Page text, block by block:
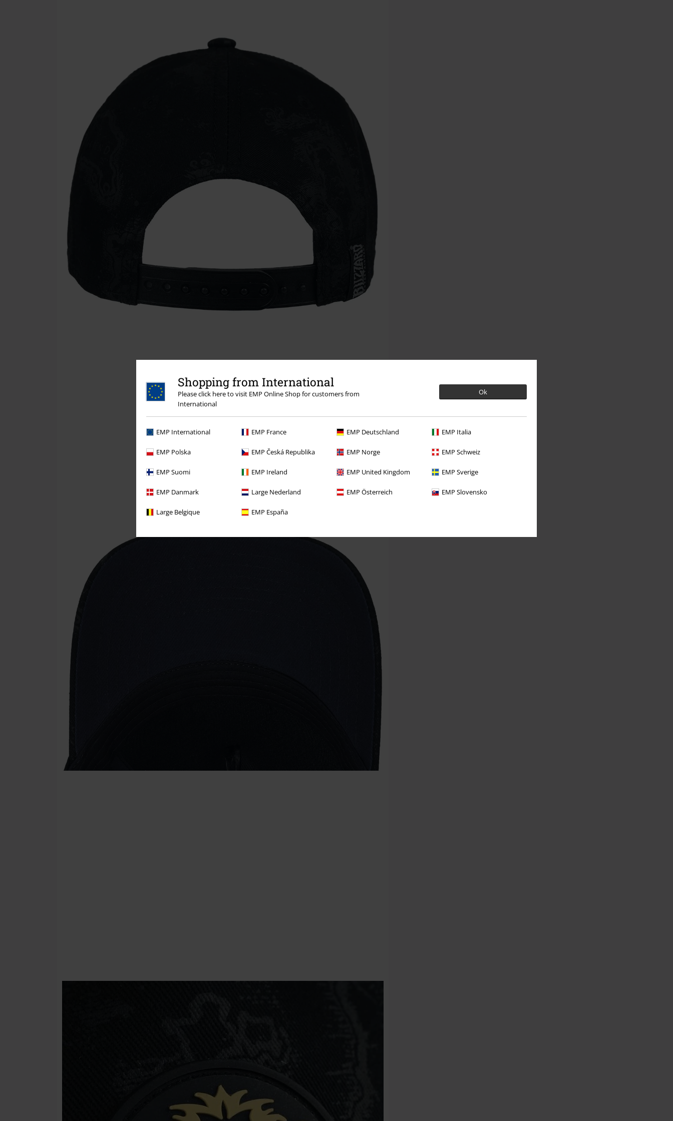
Shopping from International
Please click here to visit EMP Online Shop for customers from
International
Ok
EMP International EMP France EMP Deutschland EMP Italia
EMP Polska EMP Česká Republika EMP Norge EMP Schweiz
EMP Suomi EMP Ireland EMP United Kingdom EMP Sverige
EMP Danmark Large Nederland EMP Österreich EMP Slovensko
Large Belgique EMP España